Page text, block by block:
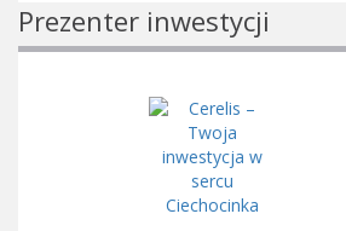
Prezenter inwestycji